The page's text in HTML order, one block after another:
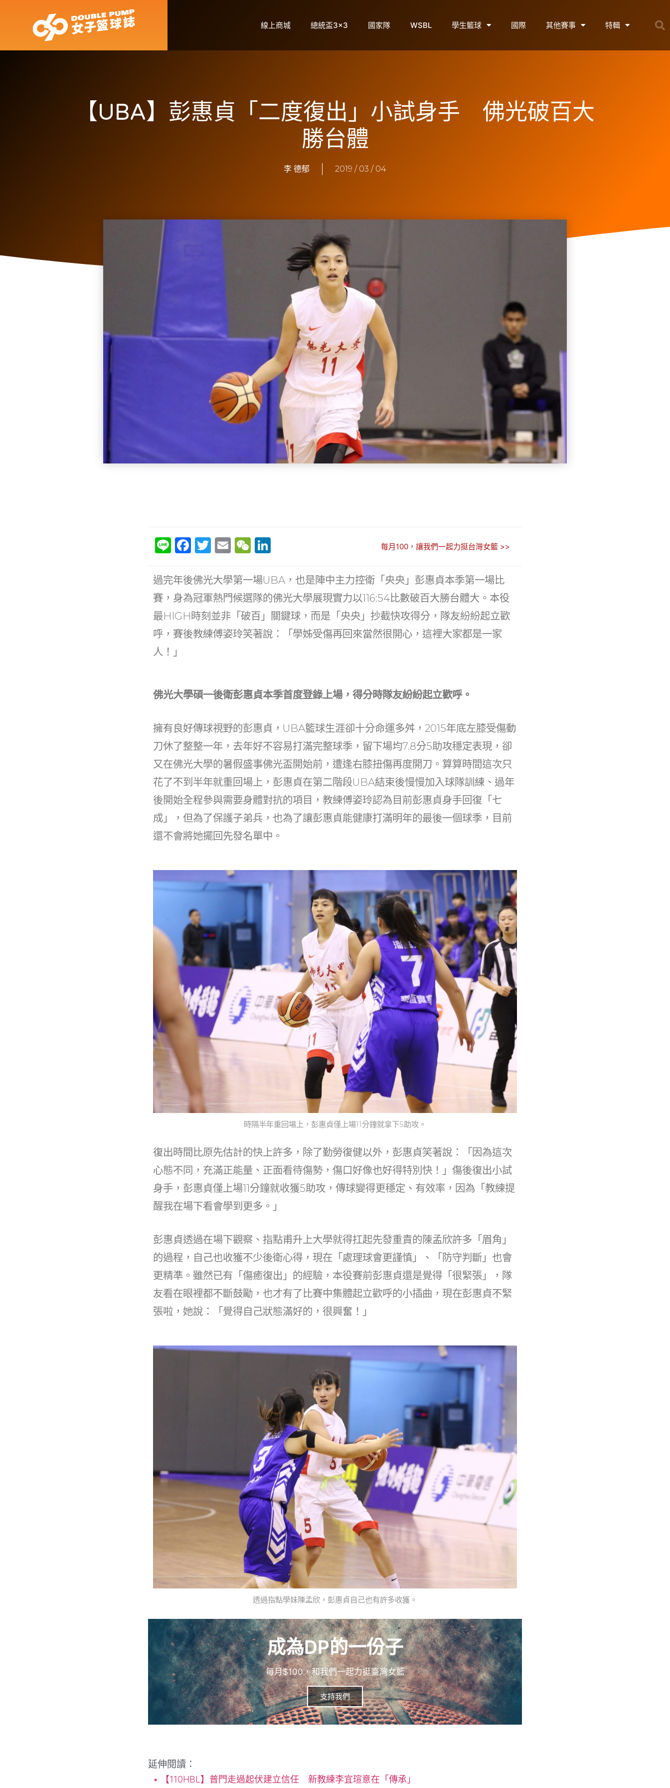
線上商城 總統盃3×3 國家隊 WSBL 學生籃球 國際 其他賽事 特輯
【UBA】彭惠貞「二度復出」小試身手 佛光破百大
勝台體
李 德郁 2019 / 03 / 04
Li
e
F
c
e
b
o
o
T
itt
er
E
ai
l
W
C
h
at
k
e
dI
n
每月100，讓我們一起力挺台灣女籃 >>
過完年後佛光大學第一場UBA，也是陣中主力控衛「央央」彭惠貞本季第一場比
賽，身為冠軍熱門候選隊的佛光大學展現實力以116:54比數破百大勝台體大。本役
最HIGH時刻並非「破百」關鍵球，而是「央央」抄截快攻得分，隊友紛紛起立歡
呼，賽後教練傅姿玲笑著說：「學姊受傷再回來當然很開心，這裡大家都是一家
人！」
佛光大學碩一後衛彭惠貞本季首度登錄上場，得分時隊友紛紛起立歡呼。
擁有良好傳球視野的彭惠貞，UBA籃球生涯卻十分命運多舛，2015年底左膝受傷動
刀休了整整一年，去年好不容易打滿完整球季，留下場均7.8分5助攻穩定表現，卻
又在佛光大學的暑假盛事佛光盃開始前，遭逢右膝扭傷再度開刀。算算時間這次只
花了不到半年就重回場上，彭惠貞在第二階段UBA結束後慢慢加入球隊訓練、過年
後開始全程參與需要身體對抗的項目，教練傅姿玲認為目前彭惠貞身手回復「七
成」，但為了保護子弟兵，也為了讓彭惠貞能健康打滿明年的最後一個球季，目前
還不會將她擺回先發名單中。
時隔半年重回場上，彭惠貞僅上場11分鐘就拿下5助攻。
復出時間比原先估計的快上許多，除了勤勞復健以外，彭惠貞笑著說：「因為這次
心態不同，充滿正能量、正面看待傷勢，傷口好像也好得特別快！」傷後復出小試
身手，彭惠貞僅上場11分鐘就收獲5助攻，傳球變得更穩定、有效率，因為「教練提
醒我在場下看會學到更多。」
彭惠貞透過在場下觀察、指點甫升上大學就得扛起先發重責的陳孟欣許多「眉角」
的過程，自己也收獲不少後衛心得，現在「處理球會更謹慎」、「防守判斷」也會
更精準。雖然已有「傷癒復出」的經驗，本役賽前彭惠貞還是覺得「很緊張」，隊
友看在眼裡都不斷鼓勵，也才有了比賽中集體起立歡呼的小插曲，現在彭惠貞不緊
張啦，她說：「覺得自己狀態滿好的，很興奮！」
透過指點學妹陳孟欣，彭惠貞自己也有許多收獲。
成為DP的一份子
每月$100，和我們一起力挺臺灣女籃
支持我們
延伸閱讀：
【110HBL】普門走過起伏建立信任 新教練李宜瑄意在「傳承」